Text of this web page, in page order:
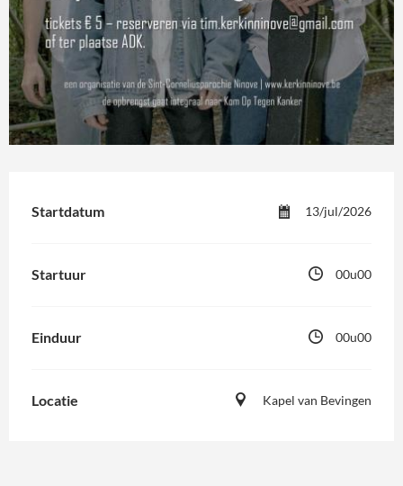
Startdatum 13/jul/2026
Startuur 00u00
Einduur 00u00
Locatie Kapel van Bevingen